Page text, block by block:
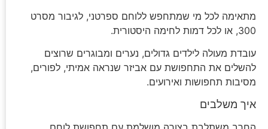
מתאימה לכל מי שמתחפש ללוחם ספרטני, לגיבור מסרט
300, או לכל דמות לחימה היסטורית.
עובדת מעולה לילדים גדולים, נערים ומבוגרים שרוצים
להשלים את התחפושת עם אביזר שנראה אמיתי, לפורים,
מסיבות תחפושות ואירועים.
איך משלבים